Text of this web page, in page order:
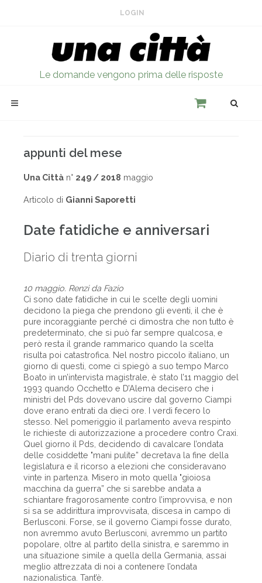
LOGIN
Le domande vengono prima delle risposte
appunti del mese
Una Città n° 249 / 2018 maggio
Articolo di Gianni Saporetti
Date fatidiche e anniversari
Diario di trenta giorni
10 maggio. Renzi da Fazio
Ci sono date fatidiche in cui le scelte degli uomini
decidono la piega che prendono gli eventi, il che è
pure incoraggiante perché ci dimostra che non tutto è
predeterminato, che si può far sempre qualcosa, e
però resta il grande rammarico quando la scelta
risulta poi catastrofica. Nel nostro piccolo italiano, un
giorno di questi, come ci spiegò a suo tempo Marco
Boato in un’intervista magistrale, è stato l’11 maggio del
1993 quando Occhetto e D’Alema decisero che i
ministri del Pds dovevano uscire dal governo Ciampi
dove erano entrati da dieci ore. I verdi fecero lo
stesso. Nel pomeriggio il parlamento aveva respinto
le richieste di autorizzazione a procedere contro Craxi.
Quel giorno il Pds, decidendo di cavalcare l’ondata
delle cosiddette "mani pulite” decretava la fine della
legislatura e il ricorso a elezioni che consideravano
vinte in partenza. Misero in moto quella "gioiosa
macchina da guerra” che si sarebbe andata a
schiantare fragorosamente contro l’improvvisa, e non
si sa se addirittura improvvisata, discesa in campo di
Berlusconi. Forse, se il governo Ciampi fosse durato,
non avremmo avuto Berlusconi, avremmo un partito
popolare, oltre al partito della sinistra, e saremmo in
una situazione simile a quella della Germania, assai
meglio attrezzata di noi a contenere l’ondata
nazionalistica. Tant’è.